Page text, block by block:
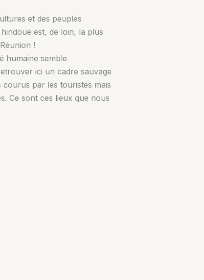
et des peuples
est, de loin, la plus
!
humaine semble
ici un cadre sauvage
par les touristes mais
Ce sont ces lieux que nous